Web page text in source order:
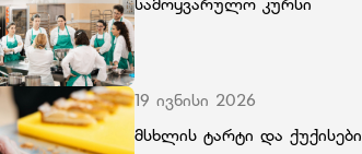
19 ივნისი 2026
მსხლის ტარტი და ქუქისები